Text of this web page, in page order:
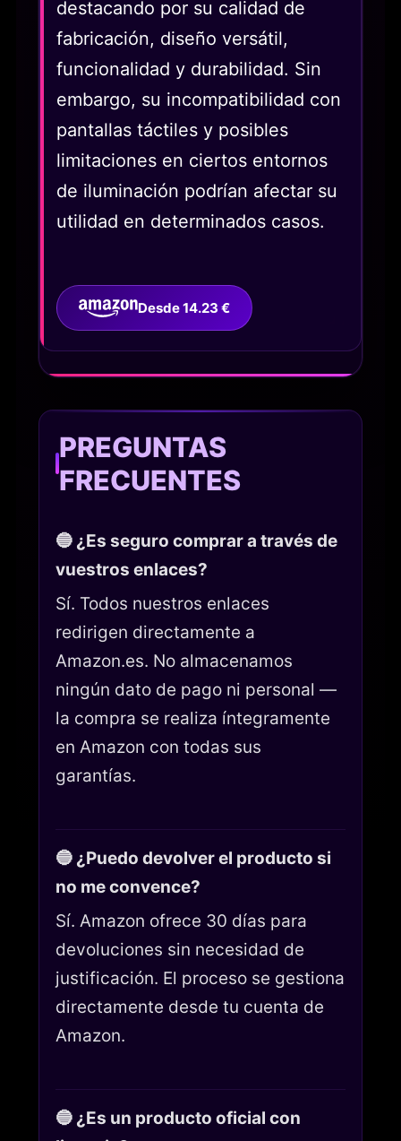
destacando por su calidad de
fabricación, diseño versátil,
funcionalidad y durabilidad. Sin
embargo, su incompatibilidad con
pantallas táctiles y posibles
limitaciones en ciertos entornos
de iluminación podrían afectar su
utilidad en determinados casos.
Desde 14.23 €
PREGUNTAS
FRECUENTES
🔵 ¿Es seguro comprar a través de
vuestros enlaces?
Sí. Todos nuestros enlaces
redirigen directamente a
Amazon.es. No almacenamos
ningún dato de pago ni personal —
la compra se realiza íntegramente
en Amazon con todas sus
garantías.
🔵 ¿Puedo devolver el producto si
no me convence?
Sí. Amazon ofrece 30 días para
devoluciones sin necesidad de
justificación. El proceso se gestiona
directamente desde tu cuenta de
Amazon.
🔵 ¿Es un producto oficial con